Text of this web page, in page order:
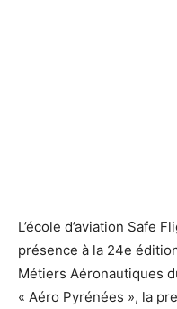
L’école d’aviation Safe
présence à la 24e
Métiers Aéronautiques
« Aéro Pyrénées », la